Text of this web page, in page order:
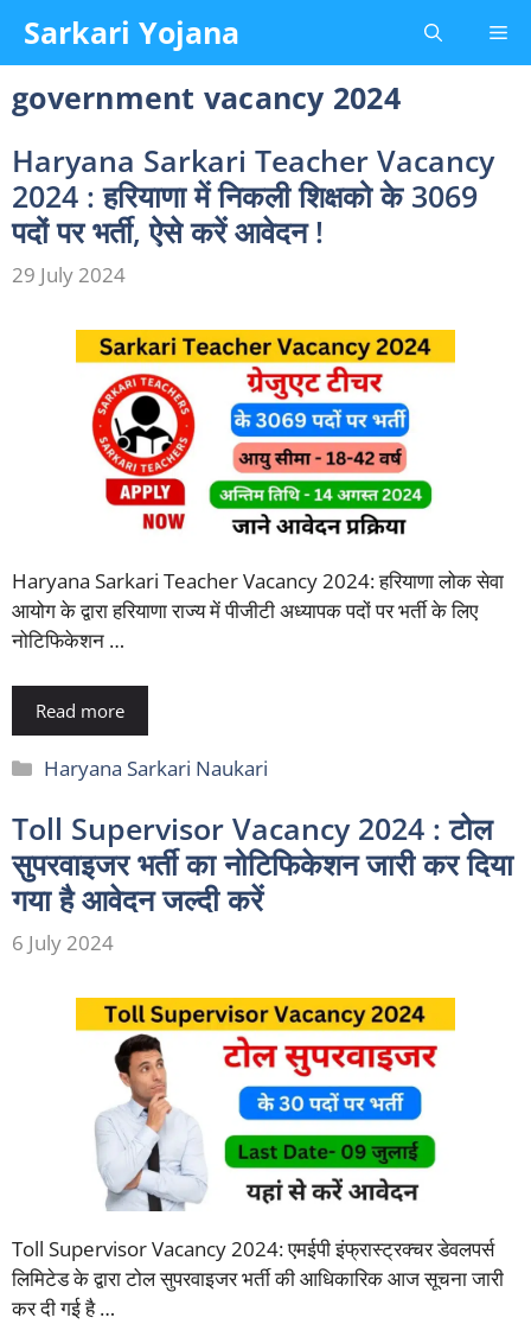
content
Sarkari Yojana
government vacancy 2024
Haryana Sarkari Teacher Vacancy
2024 : हरियाणा में निकली शिक्षको के 3069
पदों पर भर्ती, ऐसे करें आवेदन !
29 July 2024
Haryana Sarkari Teacher Vacancy 2024: हरियाणा लोक सेवा
आयोग के द्वारा हरियाणा राज्य में पीजीटी अध्यापक पदों पर भर्ती के लिए
नोटिफिकेशन …
Read more
Categories
Haryana Sarkari Naukari
Toll Supervisor Vacancy 2024 : टोल
सुपरवाइजर भर्ती का नोटिफिकेशन जारी कर दिया
गया है आवेदन जल्दी करें
6 July 2024
Toll Supervisor Vacancy 2024: एमईपी इंफ्रास्ट्रक्चर डेवलपर्स
लिमिटेड के द्वारा टोल सुपरवाइजर भर्ती की आधिकारिक आज सूचना जारी
कर दी गई है …